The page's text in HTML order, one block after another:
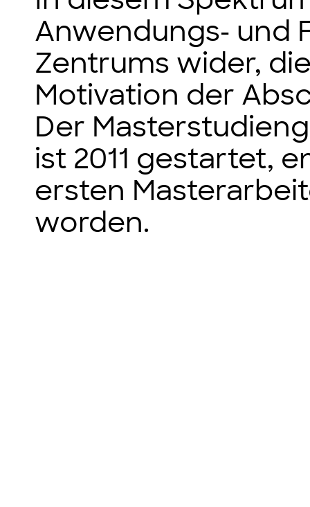
Anwendungs- und
Zentrums wider,
Motivation der
Der
ist 2011 gestartet,
ersten
worden.